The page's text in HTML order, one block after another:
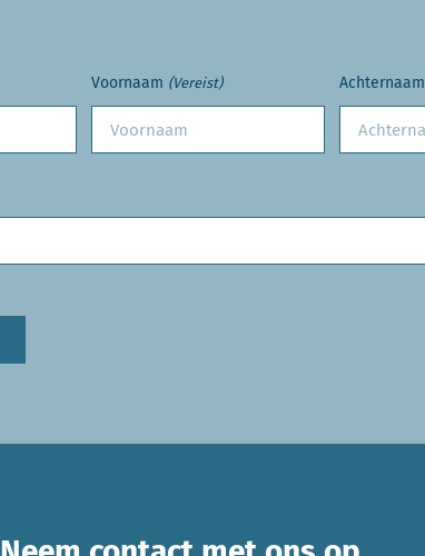
Voornaam (Vereist) Achternaam